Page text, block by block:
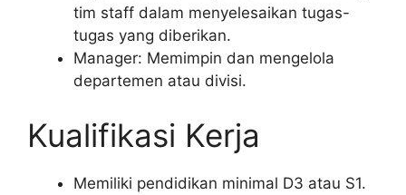
tim staff dalam menyelesaikan tugas-
tugas yang diberikan.
Manager: Memimpin dan mengelola
departemen atau divisi.
Kualifikasi Kerja
Memiliki pendidikan minimal D3 atau S1.